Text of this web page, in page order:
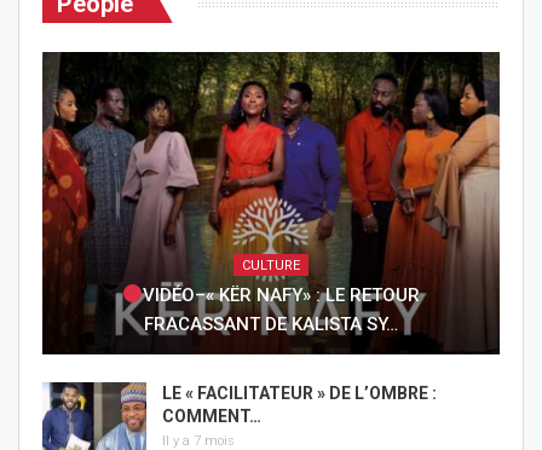
CULTURE
VIDÉO–« KËR NAFY» : LE RETOUR
FRACASSANT DE KALISTA SY…
LE « FACILITATEUR » DE L’OMBRE :
COMMENT…
Il y a 7 mois